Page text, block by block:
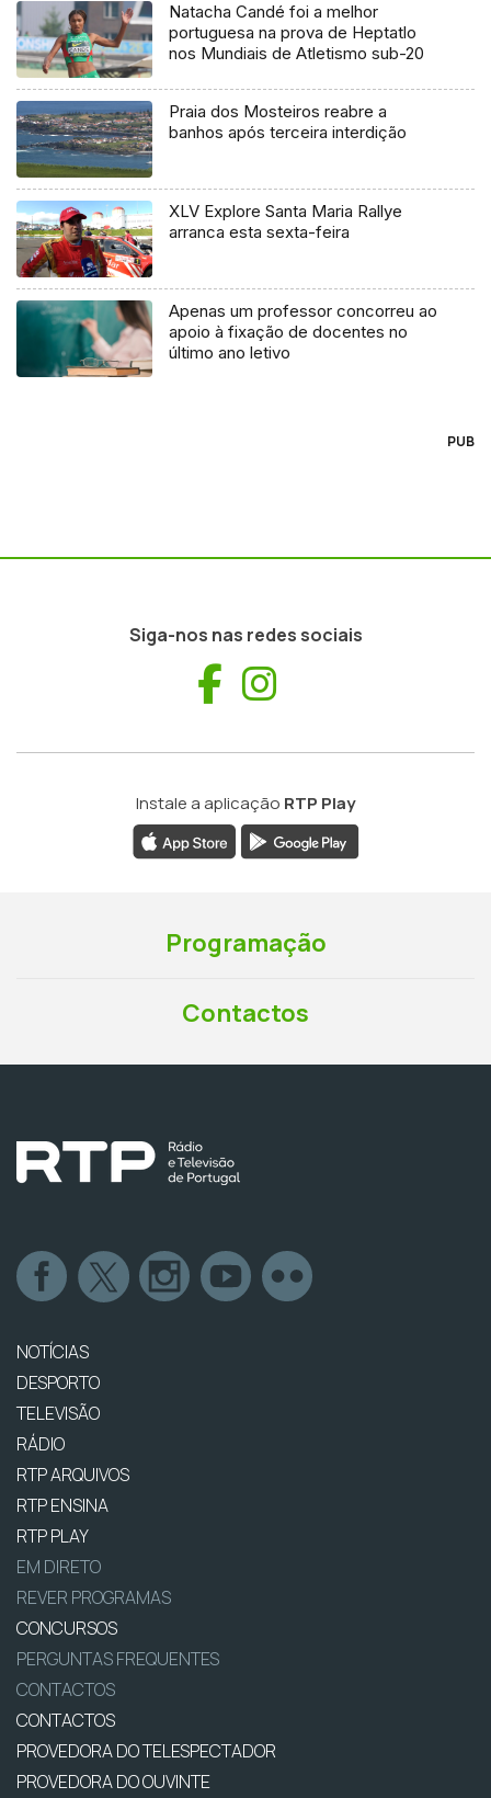
Natacha Candé foi a melhor
portuguesa na prova de Heptatlo
nos Mundiais de Atletismo sub-20
Praia dos Mosteiros reabre a
banhos após terceira interdição
XLV Explore Santa Maria Rallye
arranca esta sexta-feira
Apenas um professor concorreu ao
apoio à fixação de docentes no
último ano letivo
PUB
Siga-nos nas redes sociais
Facebook
Instale a aplicação RTP Play
Programação
Contactos
NOTÍCIAS
DESPORTO
TELEVISÃO
RÁDIO
RTP ARQUIVOS
RTP ENSINA
RTP PLAY
EM DIRETO
REVER PROGRAMAS
CONCURSOS
PERGUNTAS FREQUENTES
CONTACTOS
CONTACTOS
PROVEDORA DO TELESPECTADOR
PROVEDORA DO OUVINTE